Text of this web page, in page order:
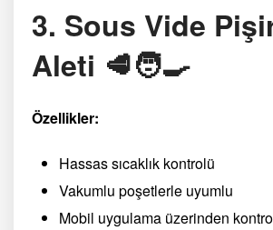
3. Sous Vide
Aleti 🥩🧑‍🍳
Özellikler:
Hassas sıcaklık kontrolü
Vakumlu poşetlerle uyumlu
Mobil uygulama üzerinden